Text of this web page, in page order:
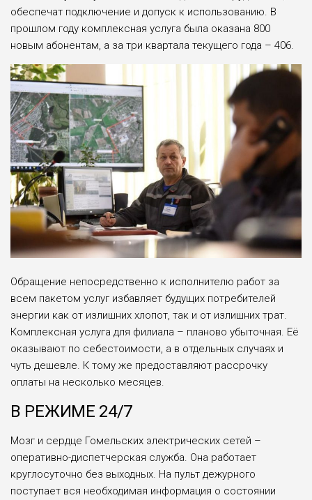
обеспечат подключение и допуск к использованию. В
прошлом году комплексная услуга была оказана 800
новым абонентам, а за три квартала текущего года – 406.
Обращение непосредственно к исполнителю работ за
всем пакетом услуг избавляет будущих потребителей
энергии как от излишних хлопот, так и от излишних трат.
Комплексная услуга для филиала – планово убыточная. Её
оказывают по себестоимости, а в отдельных случаях и
чуть дешевле. К тому же предоставляют рассрочку
оплаты на несколько месяцев.
В РЕЖИМЕ 24/7
Мозг и сердце Гомельских электрических сетей –
оперативно-диспетчерская служба. Она работает
круглосуточно без выходных. На пульт дежурного
поступает вся необходимая информация о состоянии